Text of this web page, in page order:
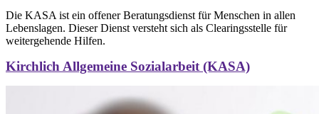
Die KASA ist ein offener Beratungsdienst für Menschen in allen
Lebenslagen. Dieser Dienst versteht sich als Clearingsstelle für
weitergehende Hilfen.
Kirchlich Allgemeine Sozialarbeit (KASA)